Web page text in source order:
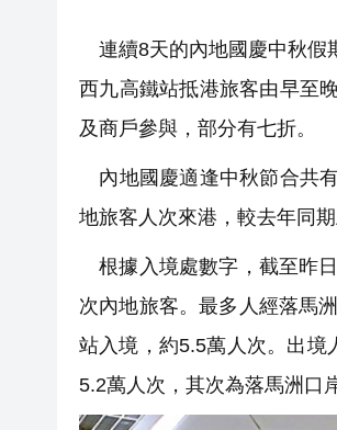
連續8天的內地國慶中秋假
西九高鐵站抵港旅客由早至
及商戶參與，部分有七折。
內地國慶適逢中秋節合共
地旅客人次來港，較去年同
根據入境處數字，截至昨
次內地旅客。最多人經落馬
站入境，約5.5萬人次。出境
5.2萬人次，其次為落馬洲口